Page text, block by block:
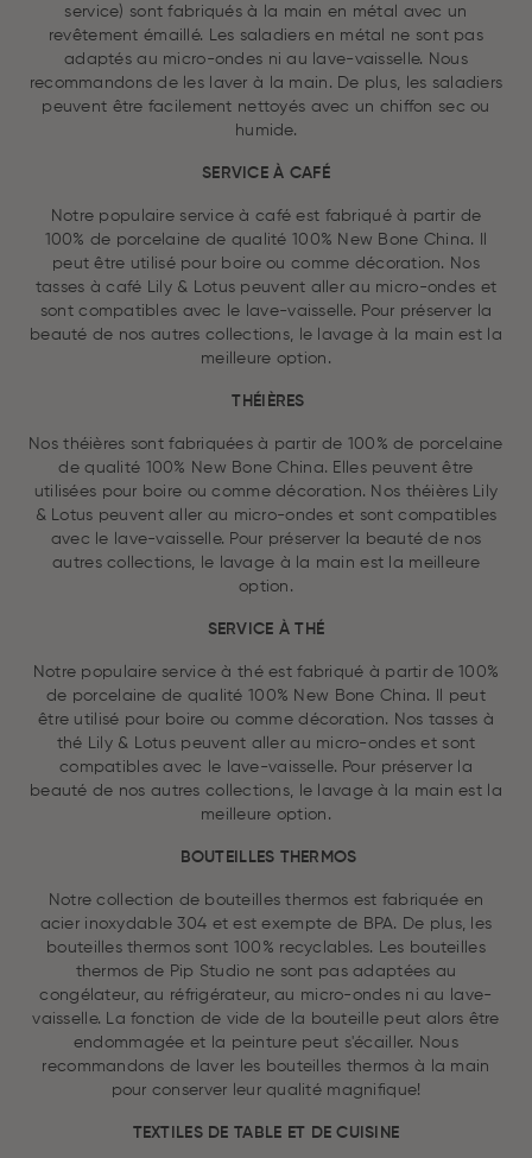
service) sont fabriqués à la main en métal avec un
revêtement émaillé. Les saladiers en métal ne sont pas
adaptés au micro-ondes ni au lave-vaisselle. Nous
recommandons de les laver à la main. De plus, les saladiers
peuvent être facilement nettoyés avec un chiffon sec ou
humide.
SERVICE À CAFÉ
Notre populaire service à café est fabriqué à partir de
100% de porcelaine de qualité 100% New Bone China. Il
peut être utilisé pour boire ou comme décoration. Nos
tasses à café Lily & Lotus peuvent aller au micro-ondes et
sont compatibles avec le lave-vaisselle. Pour préserver la
beauté de nos autres collections, le lavage à la main est la
meilleure option.
THÉIÈRES
Nos théières sont fabriquées à partir de 100% de porcelaine
de qualité 100% New Bone China. Elles peuvent être
utilisées pour boire ou comme décoration. Nos théières Lily
& Lotus peuvent aller au micro-ondes et sont compatibles
avec le lave-vaisselle. Pour préserver la beauté de nos
autres collections, le lavage à la main est la meilleure
option.
SERVICE À THÉ
Notre populaire service à thé est fabriqué à partir de 100%
de porcelaine de qualité 100% New Bone China. Il peut
être utilisé pour boire ou comme décoration. Nos tasses à
thé Lily & Lotus peuvent aller au micro-ondes et sont
compatibles avec le lave-vaisselle. Pour préserver la
beauté de nos autres collections, le lavage à la main est la
meilleure option.
BOUTEILLES THERMOS
Notre collection de bouteilles thermos est fabriquée en
acier inoxydable 304 et est exempte de BPA. De plus, les
bouteilles thermos sont 100% recyclables. Les bouteilles
thermos de Pip Studio ne sont pas adaptées au
congélateur, au réfrigérateur, au micro-ondes ni au lave-
vaisselle. La fonction de vide de la bouteille peut alors être
endommagée et la peinture peut s'écailler. Nous
recommandons de laver les bouteilles thermos à la main
pour conserver leur qualité magnifique!
TEXTILES DE TABLE ET DE CUISINE